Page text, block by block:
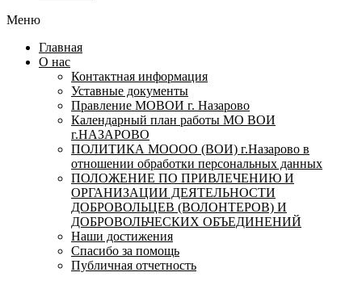
Меню
Главная
О нас
Контактная информация
Уставные документы
Правление МОВОИ г. Назарово
Календарный план работы МО ВОИ
г.НАЗАРОВО
ПОЛИТИКА МОООО (ВОИ) г.Назарово в
отношении обработки персональных данных
ПОЛОЖЕНИЕ ПО ПРИВЛЕЧЕНИЮ И
ОРГАНИЗАЦИИ ДЕЯТЕЛЬНОСТИ
ДОБРОВОЛЬЦЕВ (ВОЛОНТЕРОВ) И
ДОБРОВОЛЬЧЕСКИХ ОБЪЕДИНЕНИЙ
Наши достижения
Спасибо за помощь
Публичная отчетность